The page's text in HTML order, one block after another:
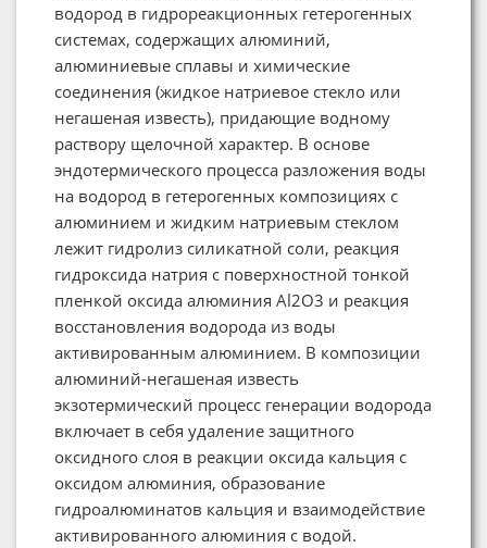
водород в гидрореакционных гетерогенных
системах, содержащих алюминий,
алюминиевые сплавы и химические
соединения (жидкое натриевое стекло или
негашеная известь), придающие водному
раствору щелочной характер. В основе
эндотермического процесса разложения воды
на водород в гетерогенных композициях с
алюминием и жидким натриевым стеклом
лежит гидролиз силикатной соли, реакция
гидроксида натрия с поверхностной тонкой
пленкой оксида алюминия Al2O3 и реакция
восстановления водорода из воды
активированным алюминием. В композиции
алюминий-негашеная известь
экзотермический процесс генерации водорода
включает в себя удаление защитного
оксидного слоя в реакции оксида кальция с
оксидом алюминия, образование
гидроалюминатов кальция и взаимодействие
активированного алюминия с водой.